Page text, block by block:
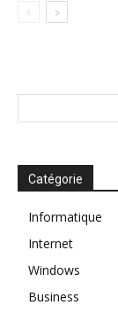
Catégorie
Informatique
Internet
Windows
Business